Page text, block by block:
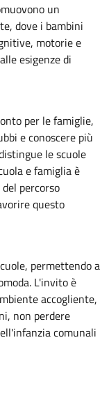
un
dove i bambini
motorie e
esigenze di
per le famiglie,
e conoscere più
le scuole
e famiglia è
percorso
questo
permettendo a
L'invito è
accogliente,
non perdere
comunali